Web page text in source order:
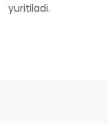
yuritiladi.